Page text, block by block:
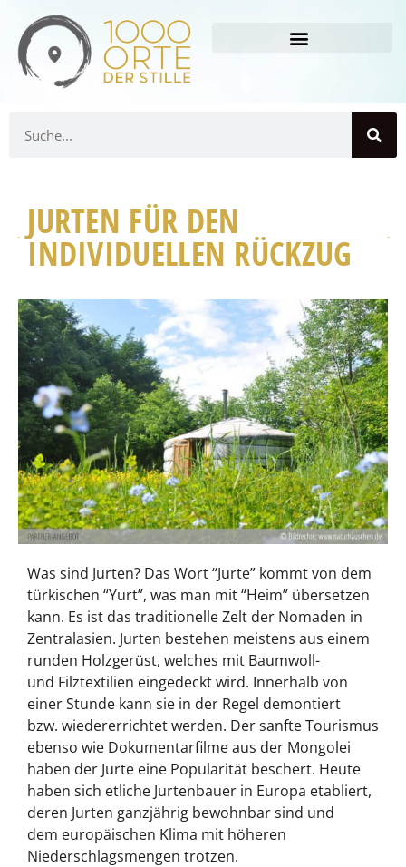
JURTEN FÜR DEN
INDIVIDUELLEN RÜCKZUG
Was sind Jurten? Das Wort “Jurte” kommt von dem
türkischen “Yurt”, was man mit “Heim” übersetzen
kann. Es ist das traditionelle Zelt der Nomaden in
Zentralasien. Jurten bestehen meistens aus einem
runden Holzgerüst, welches mit Baumwoll-
und Filztextilien eingedeckt wird. Innerhalb von
einer Stunde kann sie in der Regel demontiert
bzw. wiedererrichtet werden. Der sanfte Tourismus
ebenso wie Dokumentarfilme aus der Mongolei
haben der Jurte eine Popularität beschert. Heute
haben sich etliche Jurtenbauer in Europa etabliert,
deren Jurten ganzjährig bewohnbar sind und
dem europäischen Klima mit höheren
Niederschlagsmengen trotzen.